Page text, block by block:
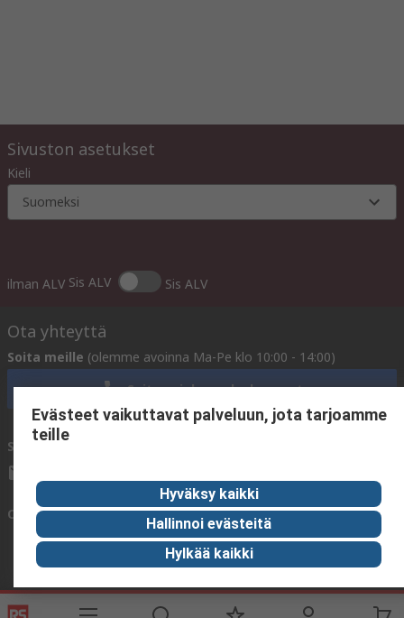
Sivuston asetukset
Kieli
Suomeksi
ilman ALV Sis ALV Sis ALV
Ota yhteyttä
Soita meille (olemme avoinna Ma-Pe klo 10:00 - 14:00)
Soita asiakaspalveluun nyt
Sähköpostitse meille
Ota yhteyttä meihin
Hyödyllisiä linkkejä
Evästeet vaikuttavat palveluun, jota tarjoamme
teille
Hyväksy kaikki
Hallinnoi evästeitä
Hylkää kaikki